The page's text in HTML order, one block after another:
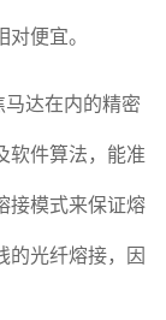
便宜。
达在内的精密
软件算法，能准
接模式来保证熔
的光纤熔接，因